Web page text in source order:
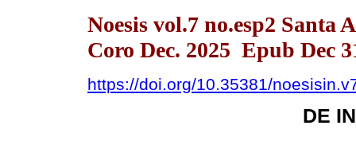
Noesis vol.7 no.esp2 Santa
Coro Dec. 2025 Epub Dec
https://doi.org/10.35381/
DE